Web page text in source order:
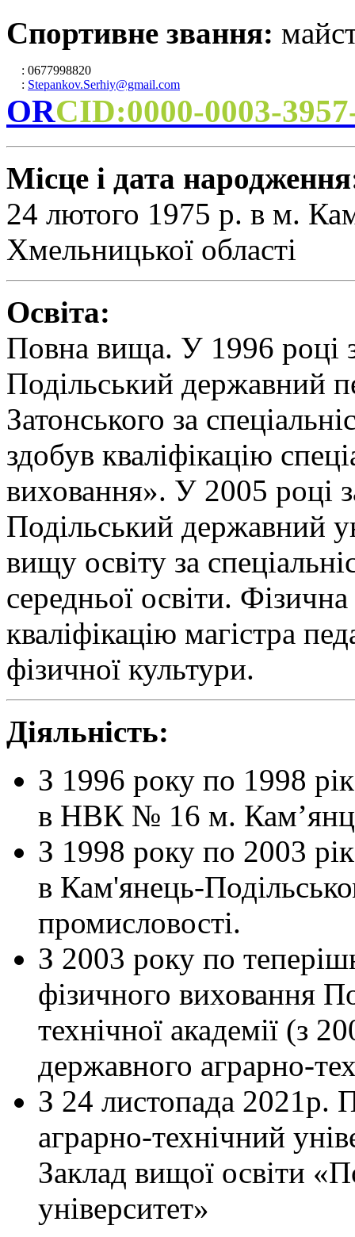
Спортивне звання:
: 0677998820
: Stepankov.Serhiy@gmail.com
ORCID:0000-0003-
Місце і дата
24 лютого 1975 р. в м.
Хмельницької області
Освіта:
Повна вища. У 1996 році
Подільський державний
Затонського за
здобув кваліфікацію
виховання». У 2005 році
Подільський державний
вищу освіту за
середньої освіти.
кваліфікацію магістра
фізичної культури.
Діяльність:
З 1996 року по 1998
в НВК № 16 м.
З 1998 року по 2003
в Кам'янець-
промисловості.
З 2003 року по
фізичного виховання
технічної академії (з
державного аграрно-
З 24 листопада 2021р.
аграрно-технічний
Заклад вищої освіти
університет»